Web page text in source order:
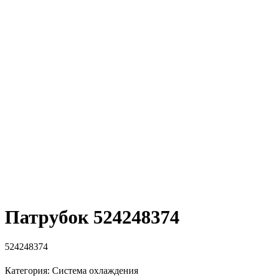
Патрубок 524248374
524248374
Категория: Система охлаждения